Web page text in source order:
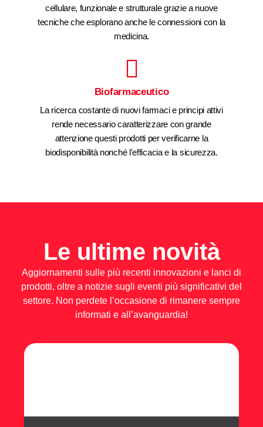
cellulare, funzionale e strutturale grazie a nuove
tecniche che esplorano anche le connessioni con la
medicina.
Biofarmaceutico
La ricerca costante di nuovi farmaci e principi attivi
rende necessario caratterizzare con grande
attenzione questi prodotti per verificarne la
biodisponibilità nonché l'efficacia e la sicurezza.
Le ultime novità
Aggiornamenti sulle più recenti innovazioni e lanci di
prodotti, oltre a notizie sugli eventi più significativi del
settore. Non perdete l’occasione di rimanere sempre
informati e all’avanguardia!